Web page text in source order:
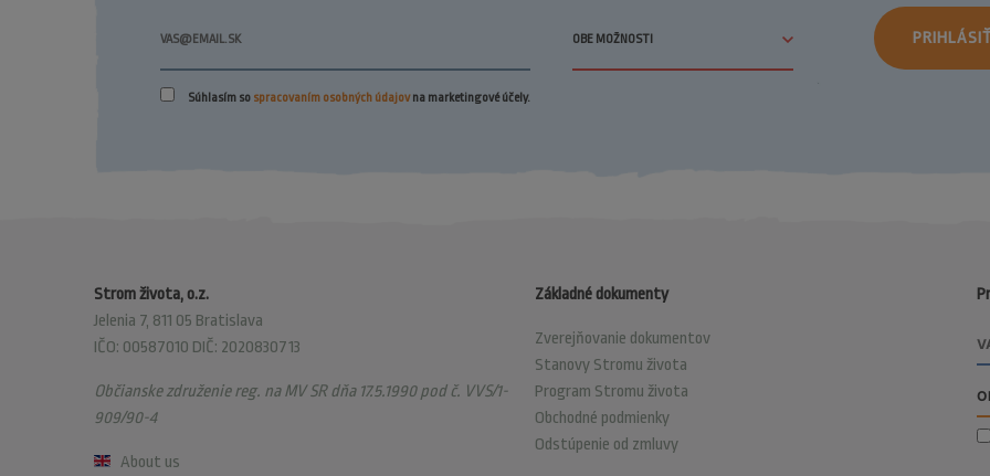
Súhlasím so spracovaním osobných údajovna marketingové účely.
Strom života, o.z.
Jelenia 7, 811 05 Bratislava
IČO: 00587010 DIČ: 2020830713
Občianske združenie reg. na MV SR dňa 17.5.1990 pod č. VVS/1-
909/90-4
About us
Základné dokumenty
Zverejňovanie dokumentov
Stanovy Stromu života
Program Stromu života
Obchodné podmienky
Odstúpenie od zmluvy